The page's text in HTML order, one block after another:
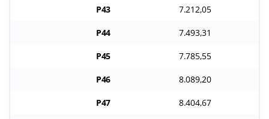
P43 7.212,05
P44 7.493,31
P45 7.785,55
P46 8.089,20
P47 8.404,67